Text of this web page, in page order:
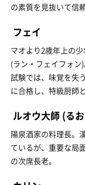
の素質を見抜いて信
フェイ
マオより2歳年上の
(ラン・フェイフォ
試験では、味覚を失
に合格し、特級厨師
ルオウ大師 (る
陽泉酒家の料理長。
ているが、重要な局
の次席長老。